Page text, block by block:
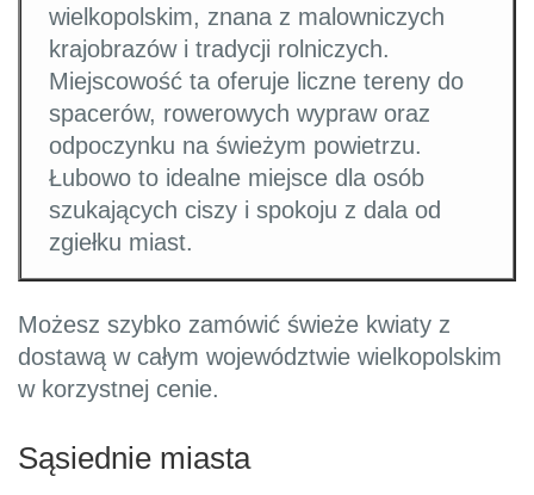
wielkopolskim, znana z malowniczych
krajobrazów i tradycji rolniczych.
Miejscowość ta oferuje liczne tereny do
spacerów, rowerowych wypraw oraz
odpoczynku na świeżym powietrzu.
Łubowo to idealne miejsce dla osób
szukających ciszy i spokoju z dala od
zgiełku miast.
Możesz szybko zamówić świeże kwiaty z
dostawą w całym województwie wielkopolskim
w korzystnej cenie.
Sąsiednie miasta